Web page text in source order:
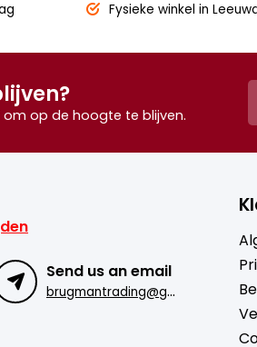
Fysieke winkel in
op de hoogte te blijven.
Send us an email
b
rugmantrading@gmail.com